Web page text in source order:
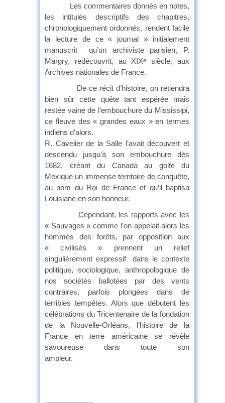
Les commentaires donnés en notes,
les intitulés descriptifs des chapitres,
chronologiquement ordonnés, rendent facile
la lecture de ce « journal » initialement
manuscrit qu’un archiviste parisien, P.
Margry, redécouvrit, au XIXe
siècle, aux
Archives nationales de France.
De ce récit d’histoire, on retiendra
bien sûr cette quête tant espérée mais
restée vaine de l’embouchure du Mississipi,
ce fleuve des « grandes eaux » en termes
indiens d’alors.
R. Cavelier de la Salle l’avait découvert et
descendu jusqu’à son embouchure dès
1682, créant du Canada au golfe du
Mexique un immense territoire de conquête,
au nom du Roi de France et qu’il baptisa
Louisiane en son honneur.
Cependant, les rapports avec les
« Sauvages » comme l’on appelait alors les
hommes des forêts, par opposition aux
« civilisés » prennent un relief
singulièrement expressif dans le contexte
politique, sociologique, anthropologique de
nos sociétés ballotées par des vents
contraires, parfois plongées dans de
terribles tempêtes. Alors que débutent les
célébrations du Tricentenaire de la fondation
de la Nouvelle-Orléans, l’histoire de la
France en terre américaine se révèle
savoureuse dans toute son
ampleur.